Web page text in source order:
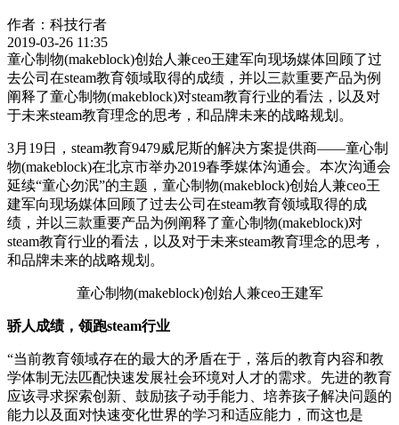
作者： 科技行者
2019-03-26 11:35
童心制物(makeblock)创始人兼ceo王建军向现场媒体回顾了过
去公司在steam教育领域取得的成绩，并以三款重要产品为例
阐释了童心制物(makeblock)对steam教育行业的看法，以及对
于未来steam教育理念的思考，和品牌未来的战略规划。
3月19日，steam教育9479威尼斯的解决方案提供商——童心制
物(makeblock)在北京市举办2019春季媒体沟通会。本次沟通会
延续“童心勿泯”的主题，童心制物(makeblock)创始人兼ceo王
建军向现场媒体回顾了过去公司在steam教育领域取得的成
绩，并以三款重要产品为例阐释了童心制物(makeblock)对
steam教育行业的看法，以及对于未来steam教育理念的思考，
和品牌未来的战略规划。
童心制物(makeblock)创始人兼ceo王建军
骄人成绩，领跑steam行业
“当前教育领域存在的最大的矛盾在于，落后的教育内容和教
学体制无法匹配快速发展社会环境对人才的需求。先进的教育
应该寻求探索创新、鼓励孩子动手能力、培养孩子解决问题的
能力以及面对快速变化世界的学习和适应能力，而这也是